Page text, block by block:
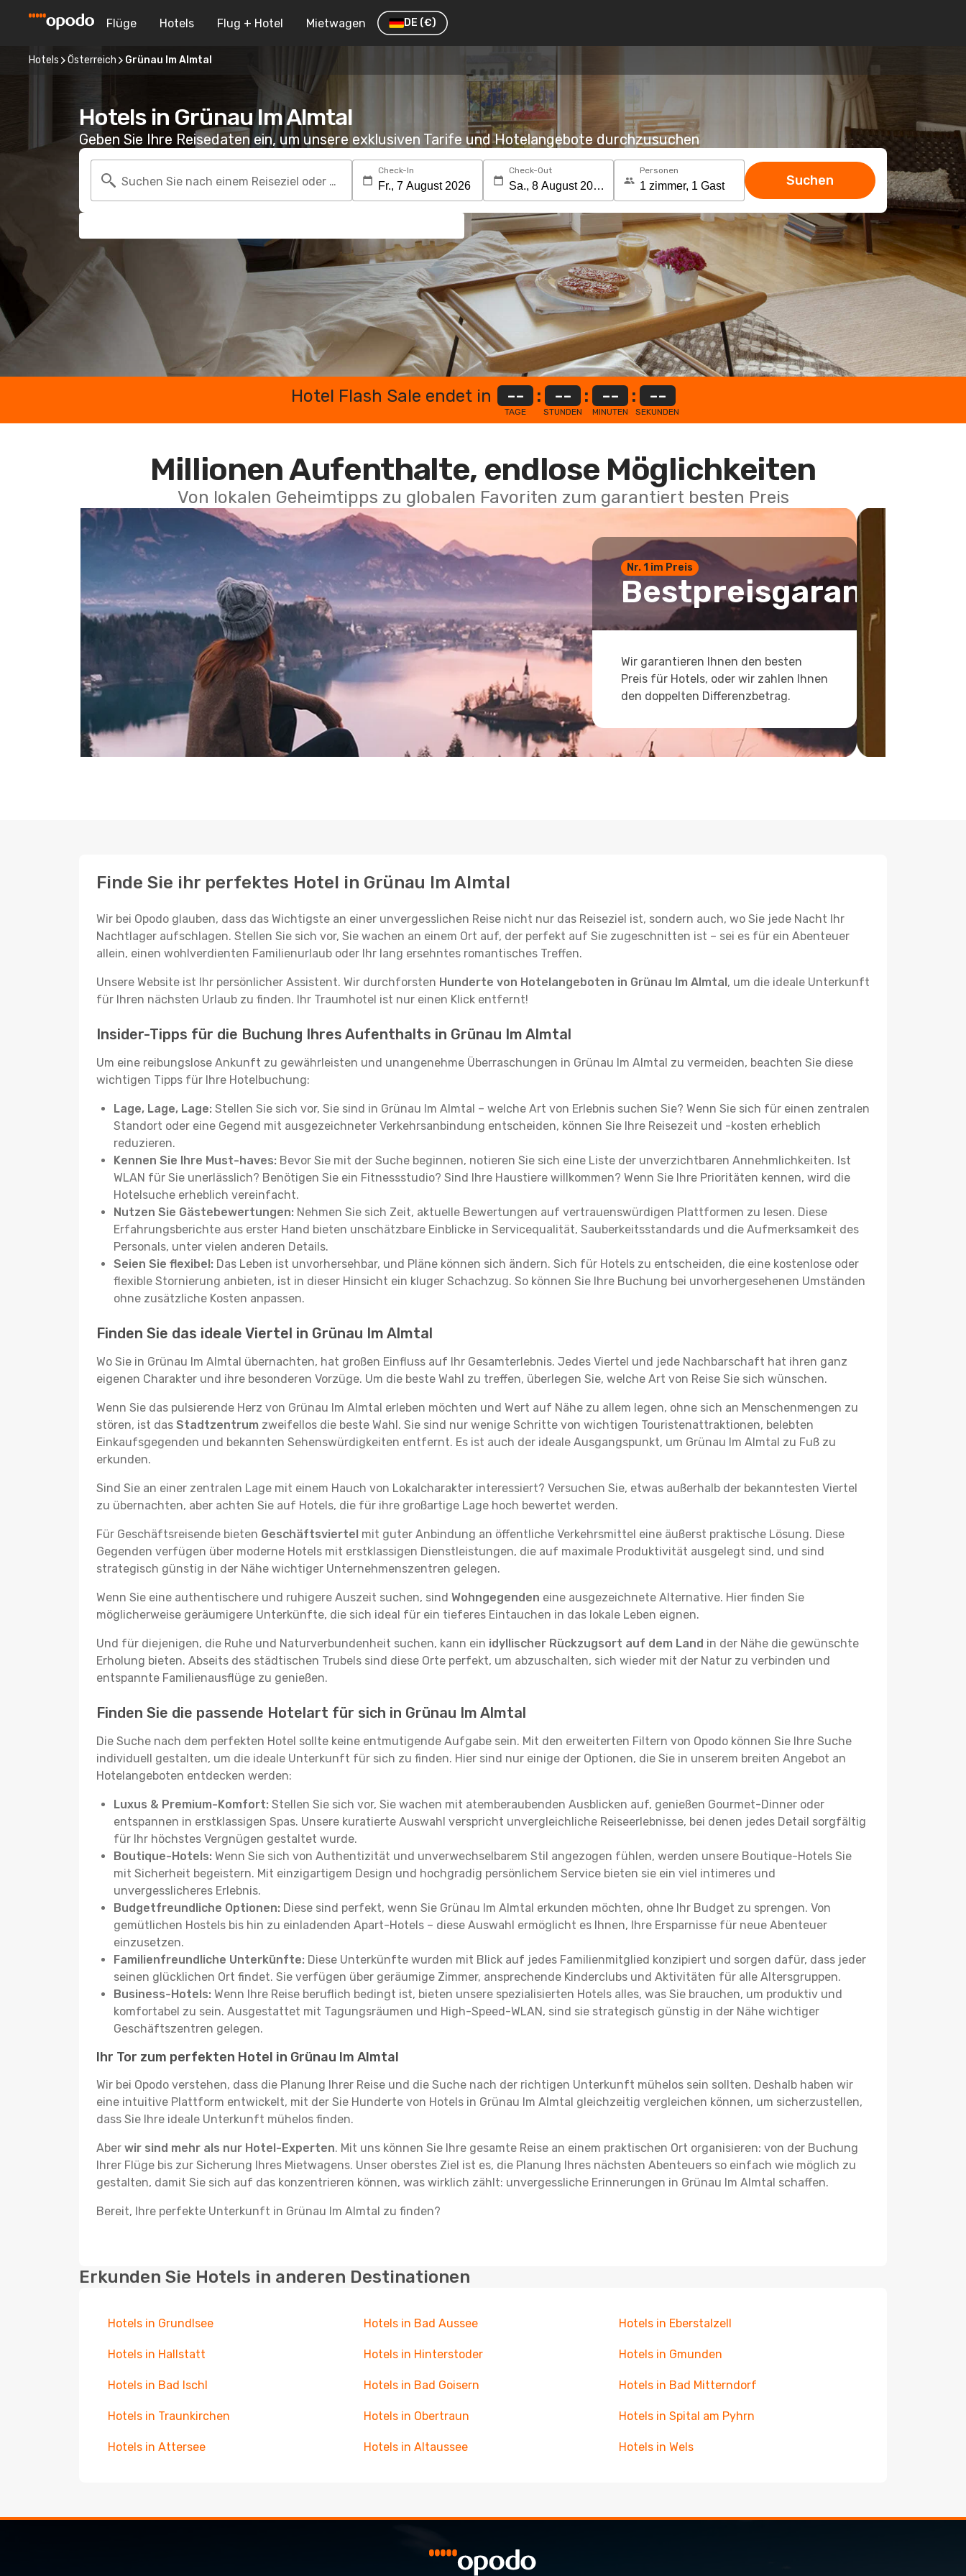
Flüge Hotels Flug + Hotel Mietwagen DE (€)
Hotels Österreich Grünau Im Almtal
Hotels in Grünau Im Almtal
Geben Sie Ihre Reisedaten ein, um unsere exklusiven Tarife und Hotelangebote durchzusuchen
Suchen Sie nach einem Reiseziel oder Hotel
Check-In Check-Out Personen
Suchen
Hotel Flash Sale endet in --
TAGE
: --
STUNDEN
: --
MINUTEN
: --
SEKUNDEN
Millionen Aufenthalte, endlose Möglichkeiten
Von lokalen Geheimtipps zu globalen Favoriten zum garantiert besten Preis
Nr. 1 im Preis
Bestpreisgarantie
Wir garantieren Ihnen den besten
Preis für Hotels, oder wir zahlen Ihnen
den doppelten Differenzbetrag.
Finde Sie ihr perfektes Hotel in Grünau Im Almtal
Wir bei Opodo glauben, dass das Wichtigste an einer unvergesslichen Reise nicht nur das Reiseziel ist, sondern auch, wo Sie jede Nacht Ihr
Nachtlager aufschlagen. Stellen Sie sich vor, Sie wachen an einem Ort auf, der perfekt auf Sie zugeschnitten ist – sei es für ein Abenteuer
allein, einen wohlverdienten Familienurlaub oder Ihr lang ersehntes romantisches Treffen.
Unsere Website ist Ihr persönlicher Assistent. Wir durchforsten Hunderte von Hotelangeboten in Grünau Im Almtal, um die ideale Unterkunft
für Ihren nächsten Urlaub zu finden. Ihr Traumhotel ist nur einen Klick entfernt!
Insider-Tipps für die Buchung Ihres Aufenthalts in Grünau Im Almtal
Um eine reibungslose Ankunft zu gewährleisten und unangenehme Überraschungen in Grünau Im Almtal zu vermeiden, beachten Sie diese
wichtigen Tipps für Ihre Hotelbuchung:
Lage, Lage, Lage: Stellen Sie sich vor, Sie sind in Grünau Im Almtal – welche Art von Erlebnis suchen Sie? Wenn Sie sich für einen zentralen
Standort oder eine Gegend mit ausgezeichneter Verkehrsanbindung entscheiden, können Sie Ihre Reisezeit und -kosten erheblich
reduzieren.
Kennen Sie Ihre Must-haves: Bevor Sie mit der Suche beginnen, notieren Sie sich eine Liste der unverzichtbaren Annehmlichkeiten. Ist
WLAN für Sie unerlässlich? Benötigen Sie ein Fitnessstudio? Sind Ihre Haustiere willkommen? Wenn Sie Ihre Prioritäten kennen, wird die
Hotelsuche erheblich vereinfacht.
Nutzen Sie Gästebewertungen: Nehmen Sie sich Zeit, aktuelle Bewertungen auf vertrauenswürdigen Plattformen zu lesen. Diese
Erfahrungsberichte aus erster Hand bieten unschätzbare Einblicke in Servicequalität, Sauberkeitsstandards und die Aufmerksamkeit des
Personals, unter vielen anderen Details.
Seien Sie flexibel: Das Leben ist unvorhersehbar, und Pläne können sich ändern. Sich für Hotels zu entscheiden, die eine kostenlose oder
flexible Stornierung anbieten, ist in dieser Hinsicht ein kluger Schachzug. So können Sie Ihre Buchung bei unvorhergesehenen Umständen
ohne zusätzliche Kosten anpassen.
Finden Sie das ideale Viertel in Grünau Im Almtal
Wo Sie in Grünau Im Almtal übernachten, hat großen Einfluss auf Ihr Gesamterlebnis. Jedes Viertel und jede Nachbarschaft hat ihren ganz
eigenen Charakter und ihre besonderen Vorzüge. Um die beste Wahl zu treffen, überlegen Sie, welche Art von Reise Sie sich wünschen.
Wenn Sie das pulsierende Herz von Grünau Im Almtal erleben möchten und Wert auf Nähe zu allem legen, ohne sich an Menschenmengen zu
stören, ist das Stadtzentrum zweifellos die beste Wahl. Sie sind nur wenige Schritte von wichtigen Touristenattraktionen, belebten
Einkaufsgegenden und bekannten Sehenswürdigkeiten entfernt. Es ist auch der ideale Ausgangspunkt, um Grünau Im Almtal zu Fuß zu
erkunden.
Sind Sie an einer zentralen Lage mit einem Hauch von Lokalcharakter interessiert? Versuchen Sie, etwas außerhalb der bekanntesten Viertel
zu übernachten, aber achten Sie auf Hotels, die für ihre großartige Lage hoch bewertet werden.
Für Geschäftsreisende bieten Geschäftsviertel mit guter Anbindung an öffentliche Verkehrsmittel eine äußerst praktische Lösung. Diese
Gegenden verfügen über moderne Hotels mit erstklassigen Dienstleistungen, die auf maximale Produktivität ausgelegt sind, und sind
strategisch günstig in der Nähe wichtiger Unternehmenszentren gelegen.
Wenn Sie eine authentischere und ruhigere Auszeit suchen, sind Wohngegenden eine ausgezeichnete Alternative. Hier finden Sie
möglicherweise geräumigere Unterkünfte, die sich ideal für ein tieferes Eintauchen in das lokale Leben eignen.
Und für diejenigen, die Ruhe und Naturverbundenheit suchen, kann ein idyllischer Rückzugsort auf dem Land in der Nähe die gewünschte
Erholung bieten. Abseits des städtischen Trubels sind diese Orte perfekt, um abzuschalten, sich wieder mit der Natur zu verbinden und
entspannte Familienausflüge zu genießen.
Finden Sie die passende Hotelart für sich in Grünau Im Almtal
Die Suche nach dem perfekten Hotel sollte keine entmutigende Aufgabe sein. Mit den erweiterten Filtern von Opodo können Sie Ihre Suche
individuell gestalten, um die ideale Unterkunft für sich zu finden. Hier sind nur einige der Optionen, die Sie in unserem breiten Angebot an
Hotelangeboten entdecken werden:
Luxus & Premium-Komfort: Stellen Sie sich vor, Sie wachen mit atemberaubenden Ausblicken auf, genießen Gourmet-Dinner oder
entspannen in erstklassigen Spas. Unsere kuratierte Auswahl verspricht unvergleichliche Reiseerlebnisse, bei denen jedes Detail sorgfältig
für Ihr höchstes Vergnügen gestaltet wurde.
Boutique-Hotels: Wenn Sie sich von Authentizität und unverwechselbarem Stil angezogen fühlen, werden unsere Boutique-Hotels Sie
mit Sicherheit begeistern. Mit einzigartigem Design und hochgradig persönlichem Service bieten sie ein viel intimeres und
unvergesslicheres Erlebnis.
Budgetfreundliche Optionen: Diese sind perfekt, wenn Sie Grünau Im Almtal erkunden möchten, ohne Ihr Budget zu sprengen. Von
gemütlichen Hostels bis hin zu einladenden Apart-Hotels – diese Auswahl ermöglicht es Ihnen, Ihre Ersparnisse für neue Abenteuer
einzusetzen.
Familienfreundliche Unterkünfte: Diese Unterkünfte wurden mit Blick auf jedes Familienmitglied konzipiert und sorgen dafür, dass jeder
seinen glücklichen Ort findet. Sie verfügen über geräumige Zimmer, ansprechende Kinderclubs und Aktivitäten für alle Altersgruppen.
Business-Hotels: Wenn Ihre Reise beruflich bedingt ist, bieten unsere spezialisierten Hotels alles, was Sie brauchen, um produktiv und
komfortabel zu sein. Ausgestattet mit Tagungsräumen und High-Speed-WLAN, sind sie strategisch günstig in der Nähe wichtiger
Geschäftszentren gelegen.
Ihr Tor zum perfekten Hotel in Grünau Im Almtal
Wir bei Opodo verstehen, dass die Planung Ihrer Reise und die Suche nach der richtigen Unterkunft mühelos sein sollten. Deshalb haben wir
eine intuitive Plattform entwickelt, mit der Sie Hunderte von Hotels in Grünau Im Almtal gleichzeitig vergleichen können, um sicherzustellen,
dass Sie Ihre ideale Unterkunft mühelos finden.
Aber wir sind mehr als nur Hotel-Experten. Mit uns können Sie Ihre gesamte Reise an einem praktischen Ort organisieren: von der Buchung
Ihrer Flüge bis zur Sicherung Ihres Mietwagens. Unser oberstes Ziel ist es, die Planung Ihres nächsten Abenteuers so einfach wie möglich zu
gestalten, damit Sie sich auf das konzentrieren können, was wirklich zählt: unvergessliche Erinnerungen in Grünau Im Almtal schaffen.
Bereit, Ihre perfekte Unterkunft in Grünau Im Almtal zu finden?
Erkunden Sie Hotels in anderen Destinationen
Hotels in Grundlsee Hotels in Bad Aussee Hotels in Eberstalzell
Hotels in Hallstatt Hotels in Hinterstoder Hotels in Gmunden
Hotels in Bad Ischl Hotels in Bad Goisern Hotels in Bad Mitterndorf
Hotels in Traunkirchen Hotels in Obertraun Hotels in Spital am Pyhrn
Hotels in Attersee Hotels in Altaussee Hotels in Wels